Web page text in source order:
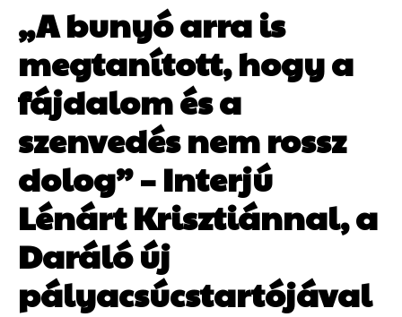
„A bunyó arra is
megtanított, hogy a
fájdalom és a
szenvedés nem rossz
dolog” – Interjú
Lénárt Krisztiánnal, a
Daráló új
pályacsúcstartójával